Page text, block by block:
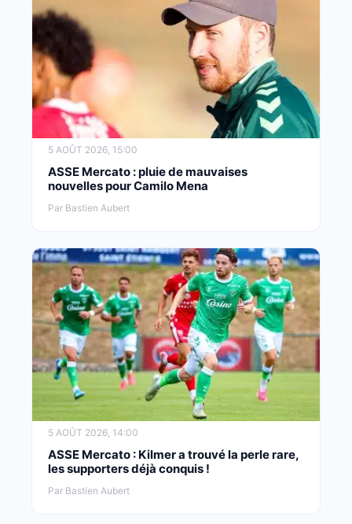
5 AOÛT 2026, 15:00
ASSE Mercato : pluie de mauvaises
nouvelles pour Camilo Mena
Par Bastien Aubert
5 AOÛT 2026, 14:00
ASSE Mercato : Kilmer a trouvé la perle rare,
les supporters déjà conquis !
Par Bastien Aubert